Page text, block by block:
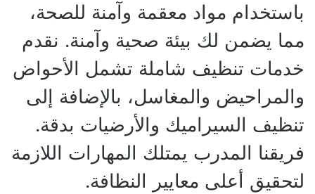
باستخدام مواد معقمة وآمنة للصحة،
مما يضمن لك بيئة صحية وآمنة. نقدم
خدمات تنظيف شاملة تشمل الأحواض
والمراحيض والمغاسل، بالإضافة إلى
تنظيف السيراميك والأرضيات بدقة.
فريقنا المدرب يمتلك المهارات اللازمة
لتحقيق أعلى معايير النظافة.